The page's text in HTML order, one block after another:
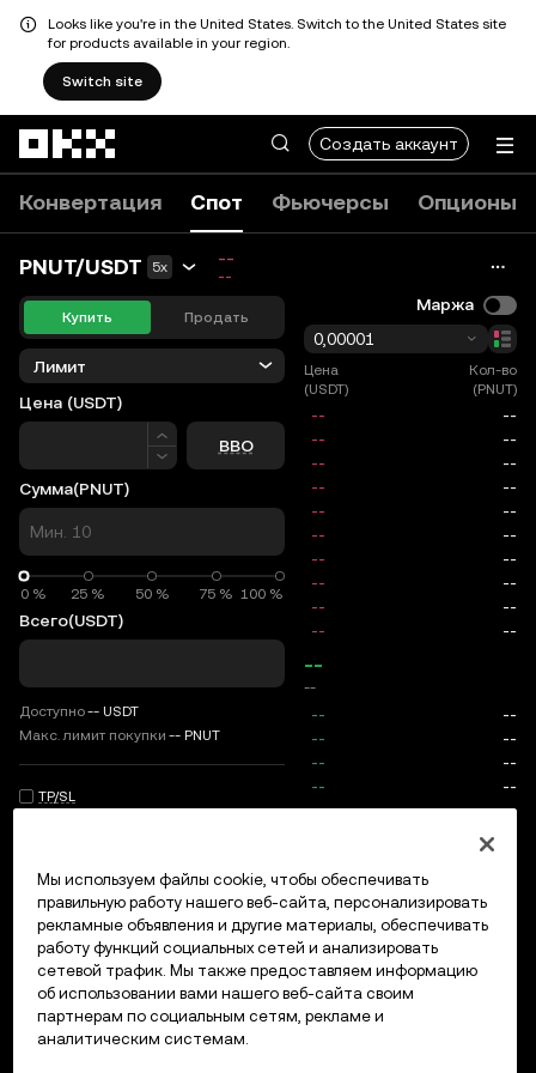
Looks like you're in the United States. Switch to the United States site
for products available in your region.
Switch site
Создать аккаунт
Конвертация Спот Фьючерсы Опционы
PNUT/USDT 5x --
--
Купить Продать
Лимит
Цена (USDT)
Цена
BBO
Сумма(PNUT)
0 % 25 % 50 % 75 % 100 %
0 %
Всего(USDT)
Доступно-- USDT
Макс. лимит покупки -- PNUT
TP/SL
Макс. цена 0
Комиссии
Маржа
0,00001
Цена
(USDT)
Кол-во
(PNUT)
--
--
Открытые ордера История ордеров Открытые
Мы используем файлы cookie, чтобы обеспечивать
правильную работу нашего веб-сайта, персонализировать
рекламные объявления и другие материалы, обеспечивать
работу функций социальных сетей и анализировать
сетевой трафик. Мы также предоставляем информацию
об использовании вами нашего веб-сайта своим
партнерам по социальным сетям, рекламе и
аналитическим системам.